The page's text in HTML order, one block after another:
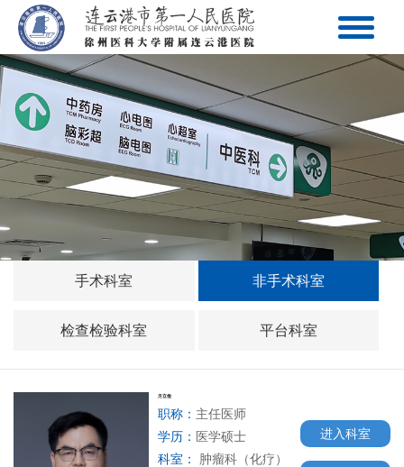
手术科室 非手术科室
检查检验科室 平台科室
方立俭
职称： 主任医师
学历： 医学硕士
科室：
肿瘤科（化疗）
进入科室